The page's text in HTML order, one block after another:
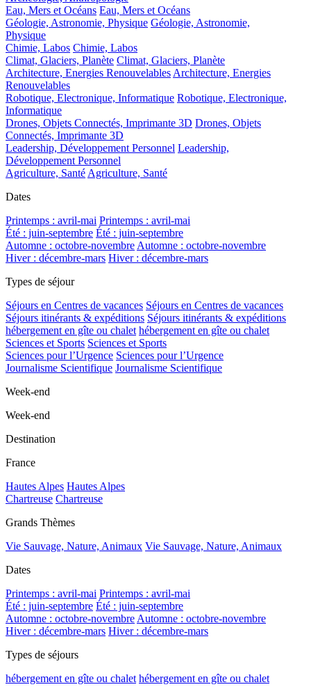
Eau, Mers et Océans Eau, Mers et Océans
Géologie, Astronomie, Physique Géologie, Astronomie,
Physique
Chimie, Labos Chimie, Labos
Climat, Glaciers, Planète Climat, Glaciers, Planète
Architecture, Energies Renouvelables Architecture, Energies
Renouvelables
Robotique, Electronique, Informatique Robotique, Electronique,
Informatique
Drones, Objets Connectés, Imprimante 3D Drones, Objets
Connectés, Imprimante 3D
Leadership, Développement Personnel Leadership,
Développement Personnel
Agriculture, Santé Agriculture, Santé
Dates
Printemps : avril-mai Printemps : avril-mai
Été : juin-septembre Été : juin-septembre
Automne : octobre-novembre Automne : octobre-novembre
Hiver : décembre-mars Hiver : décembre-mars
Types de séjour
Séjours en Centres de vacances Séjours en Centres de vacances
Séjours itinérants & expéditions Séjours itinérants & expéditions
hébergement en gîte ou chalet hébergement en gîte ou chalet
Sciences et Sports Sciences et Sports
Sciences pour l’Urgence Sciences pour l’Urgence
Journalisme Scientifique Journalisme Scientifique
Week-end
Week-end
Destination
France
Hautes Alpes Hautes Alpes
Chartreuse Chartreuse
Grands Thèmes
Vie Sauvage, Nature, Animaux Vie Sauvage, Nature, Animaux
Dates
Printemps : avril-mai Printemps : avril-mai
Été : juin-septembre Été : juin-septembre
Automne : octobre-novembre Automne : octobre-novembre
Hiver : décembre-mars Hiver : décembre-mars
Types de séjours
hébergement en gîte ou chalet hébergement en gîte ou chalet